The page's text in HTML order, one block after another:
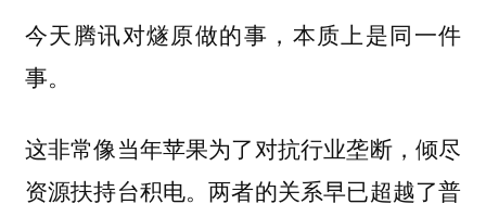
今天腾讯对燧原做的事，本质上是同一件
事。
这非常像当年苹果为了对抗行业垄断，倾尽
资源扶持台积电。两者的关系早已超越了普